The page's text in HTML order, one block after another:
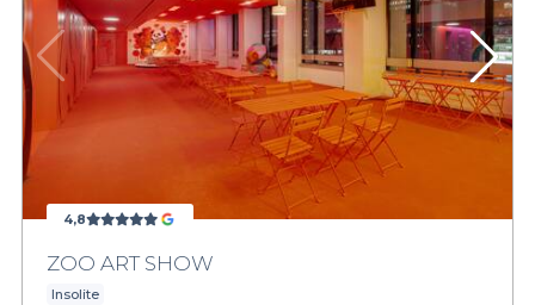
4,8
ZOO ART SHOW
Insolite